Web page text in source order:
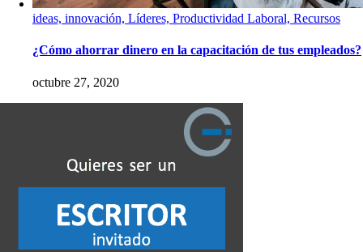
ideas, innovación, Líderes, Productividad Laboral, Recursos
¿Cómo ahorrar dinero en la capacitación de tus empleados?
octubre 27, 2020